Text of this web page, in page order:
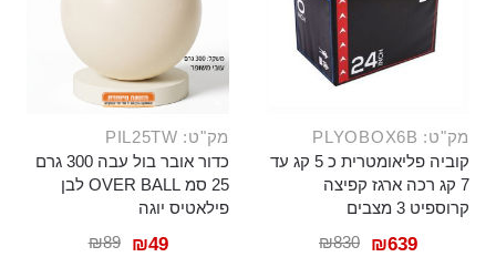
מק"ט: PLYOBOX6B
קוביה פליאומטרית כ 5 קג עד
7 קג רכה ארגז קפיצה
קרוספיט 3 מצבים
₪830 ₪639
מק"ט: PIL25TW
כדור אובר בול עבה 300 גרם
25 סמ OVER BALL לבן
פילאטיס יוגה
₪89 ₪49